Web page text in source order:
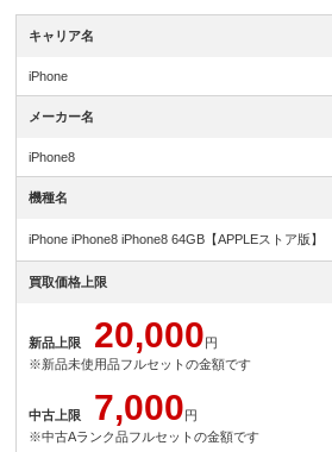
キャリア名
iPhone
メーカー名
iPhone8
機種名
iPhone iPhone8 iPhone8 64GB【APPLEストア版】
買取価格上限
新品上限 20,000円
※新品未使用品フルセットの金額です
中古上限 7,000円
※中古Aランク品フルセットの金額です